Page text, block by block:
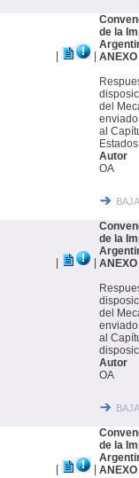
de la
ANEXO
del
al
Autor
OA
de la
ANEXO
del
al
Autor
OA
de la
ANEXO